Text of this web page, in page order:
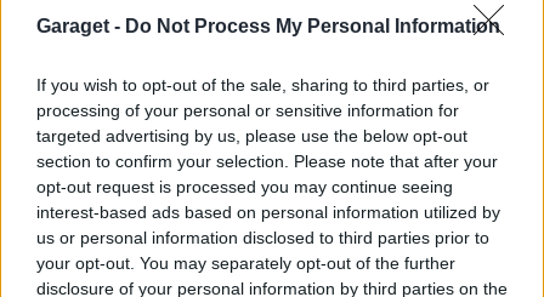
Garaget - Do Not Process My Personal Information
If you wish to opt-out of the sale, sharing to third parties, or
processing of your personal or sensitive information for
targeted advertising by us, please use the below opt-out
section to confirm your selection. Please note that after your
opt-out request is processed you may continue seeing
interest-based ads based on personal information utilized by
us or personal information disclosed to third parties prior to
your opt-out. You may separately opt-out of the further
disclosure of your personal information by third parties on the
Senaste inlägget av kaykay för 9 timmar sedani Projekt
delar sökes)
Senaste inlägget avTyfors för 17 timmar sedaniProjekt
Huggern goes big block with 427 ZL-1! 551 svar
Senaste inlägget avhugger69 för 17 timmar sedani
Camaro som bruksbil?! 57 svar
Senaste inlägget avEv_volvo142 för 18 timmar sedan